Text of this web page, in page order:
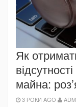
Як
майна:
3 РОКИ AGO